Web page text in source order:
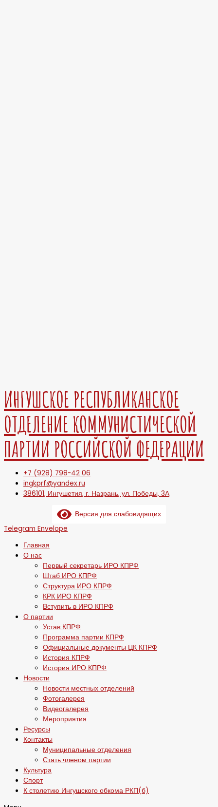
ИНГУШСКОЕ РЕСПУБЛИКАНСКОЕ
ОТДЕЛЕНИЕ КОММУНИСТИЧЕСКОЙ
ПАРТИИ РОССИЙСКОЙ ФЕДЕРАЦИИ
+7 (928) 798-42 06
ingkprf@yandex.ru
386101, Ингушетия, г. Назрань, ул. Победы, 3А
Версия для слабовидящих
Telegram Envelope
Главная
О нас
Первый секретарь ИРО КПРФ
Штаб ИРО КПРФ
Структура ИРО КПРФ
КРК ИРО КПРФ
Вступить в ИРО КПРФ
О партии
Устав КПРФ
Программа партии КПРФ
Официальные документы ЦК КПРФ
История КПРФ
История ИРО КПРФ
Новости
Новости местных отделений
Фотогалерея
Видеогалерея
Мероприятия
Ресурсы
Контакты
Муниципальные отделения
Стать членом партии
Культура
Спорт
К столетию Ингушского обкома РКП(б)